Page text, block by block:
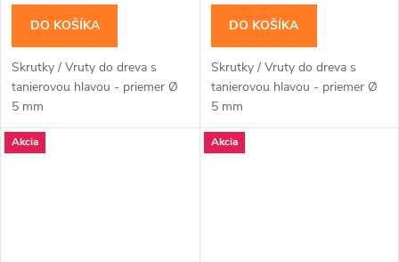
DO KOŠÍKA
Skrutky / Vruty do dreva s
tanierovou hlavou - priemer Ø
5 mm
DO KOŠÍKA
Skrutky / Vruty do dreva s
tanierovou hlavou - priemer Ø
5 mm
Akcia Akcia